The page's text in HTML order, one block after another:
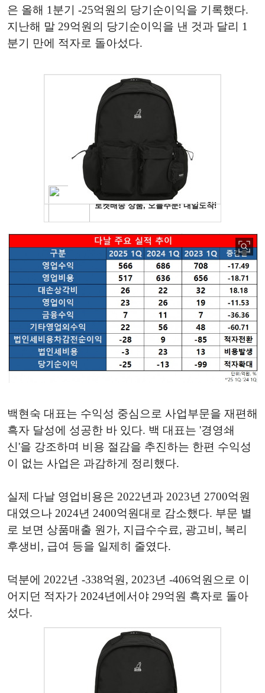
은 올해 1분기 -25억원의 당기순이익을 기록했다.
지난해 말 29억원의 당기순이익을 낸 것과 달리 1
분기 만에 적자로 돌아섰다.
백현숙 대표는 수익성 중심으로 사업부문을 재편해
흑자 달성에 성공한 바 있다. 백 대표는 '경영쇄
신'을 강조하며 비용 절감을 추진하는 한편 수익성
이 없는 사업은 과감하게 정리했다.
실제 다날 영업비용은 2022년과 2023년 2700억원
대였으나 2024년 2400억원대로 감소했다. 부문 별
로 보면 상품매출 원가, 지급수수료, 광고비, 복리
후생비, 급여 등을 일제히 줄였다.
덕분에 2022년 -338억원, 2023년 -406억원으로 이
어지던 적자가 2024년에서야 29억원 흑자로 돌아
섰다.